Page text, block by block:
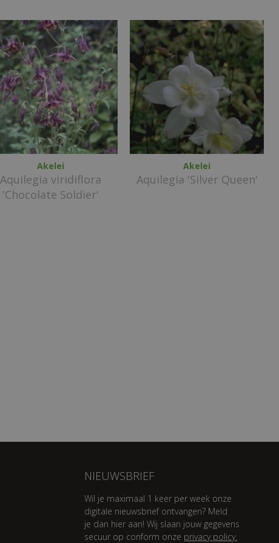
Akelei
Aquilegia viridiflora
'Chocolate Soldier'
Akelei
Aquilegia 'Silver Queen'
NIEUWSBRIEF
Wil je maximaal 1 keer per week onze
digitale nieuwsbrief ontvangen? Meld
je dan hier aan! Wij slaan jouw gegevens
secuur op conform onze privacy policy.